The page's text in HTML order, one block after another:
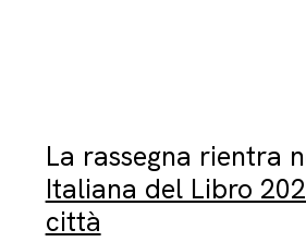
La rassegna rientra
Italiana del Libro
città